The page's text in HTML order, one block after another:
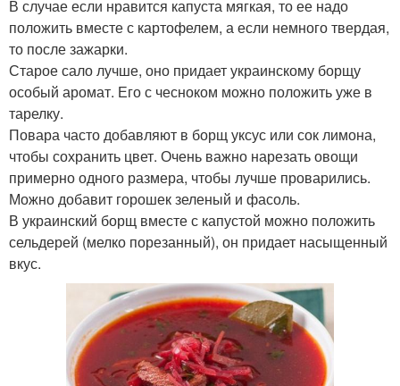
В случае если нравится капуста мягкая, то ее надо
положить вместе с картофелем, а если немного твердая,
то после зажарки.
Старое сало лучше, оно придает украинскому борщу
особый аромат. Его с чесноком можно положить уже в
тарелку.
Повара часто добавляют в борщ уксус или сок лимона,
чтобы сохранить цвет. Очень важно нарезать овощи
примерно одного размера, чтобы лучше проварились.
Можно добавит горошек зеленый и фасоль.
В украинский борщ вместе с капустой можно положить
сельдерей (мелко порезанный), он придает насыщенный
вкус.